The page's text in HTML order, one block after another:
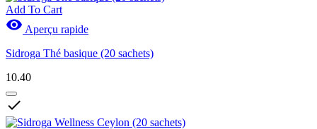
Add To Cart
 Aperçu rapide
Sidroga Thé basique (20 sachets)
10.40
